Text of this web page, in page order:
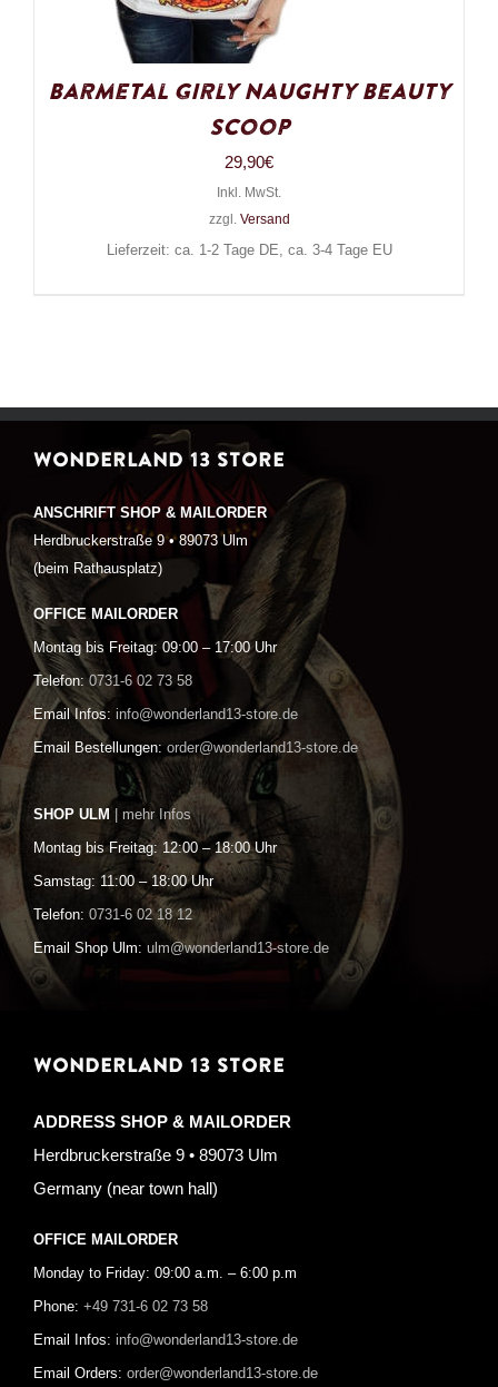
Barmetal Girly Naughty Beauty
Scoop
29,90€
Inkl. MwSt.
zzgl. Versand
Lieferzeit: ca. 1-2 Tage DE, ca. 3-4 Tage EU
WONDERLAND 13 STORE
ANSCHRIFT SHOP & MAILORDER
Herdbruckerstraße 9 • 89073 Ulm
(beim Rathausplatz)
OFFICE MAILORDER
Montag bis Freitag: 09:00 – 17:00 Uhr
Telefon: 0731-6 02 73 58
Email Infos: info@wonderland13-store.de
Email Bestellungen: order@wonderland13-store.de
SHOP ULM | mehr Infos
Montag bis Freitag: 12:00 – 18:00 Uhr
Samstag: 11:00 – 18:00 Uhr
Telefon: 0731-6 02 18 12
Email Shop Ulm: ulm@wonderland13-store.de
WONDERLAND 13 STORE
ADDRESS SHOP & MAILORDER
Herdbruckerstraße 9 • 89073 Ulm
Germany (near town hall)
OFFICE MAILORDER
Monday to Friday: 09:00 a.m. – 6:00 p.m
Phone: +49 731-6 02 73 58
Email Infos: info@wonderland13-store.de
Email Orders: order@wonderland13-store.de